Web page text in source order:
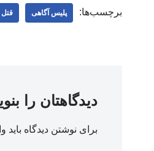
برچسب‌ها: پلیس آگاهی قتل
دیدگاهتان را
برای نوشتن دیدگاه باید